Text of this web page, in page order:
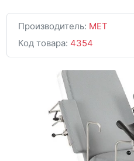
Производитель: MET
Код товара: 4354